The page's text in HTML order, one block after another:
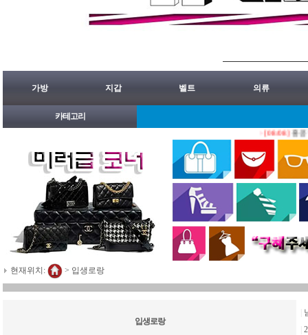
가방 지갑 벨트 의류
카테고리
홍콩명품쇼
현재위치: > 입생로랑
입생로랑